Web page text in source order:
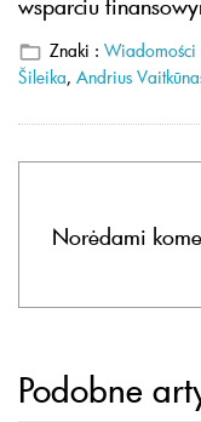
Znaki : Wiadomości
Šileika, Andrius
Norėdami
Podobne